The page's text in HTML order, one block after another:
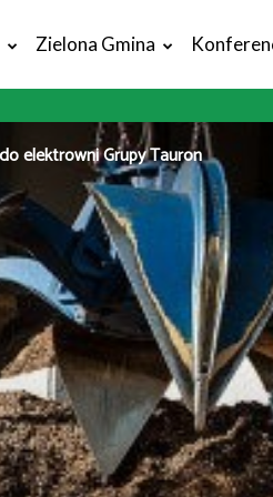
Zielona Gmina
elektrowni Grupy Tauron